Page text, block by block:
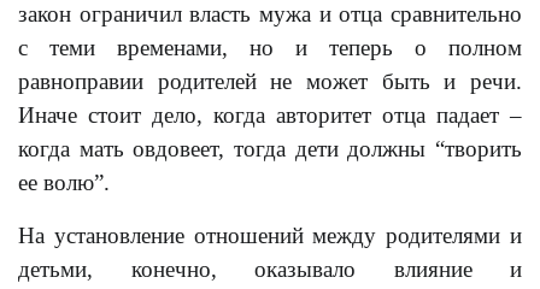
закон ограничил власть мужа и отца сравнительно
с теми временами, но и теперь о полном
равноправии родителей не может быть и речи.
Иначе стоит дело, когда авторитет отца падает –
когда мать овдовеет, тогда дети должны “творить
ее волю”.
На установление отношений между родителями и
детьми, конечно, оказывало влияние и